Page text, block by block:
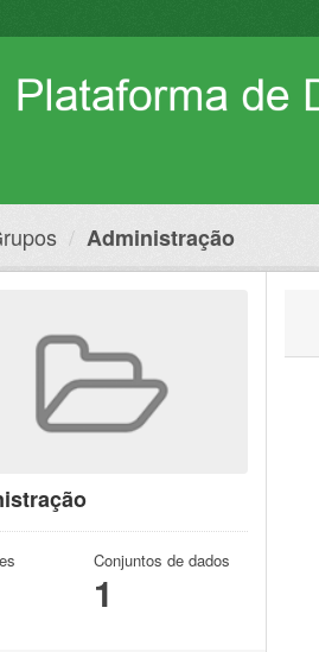
Administração
Conjuntos de dados
1